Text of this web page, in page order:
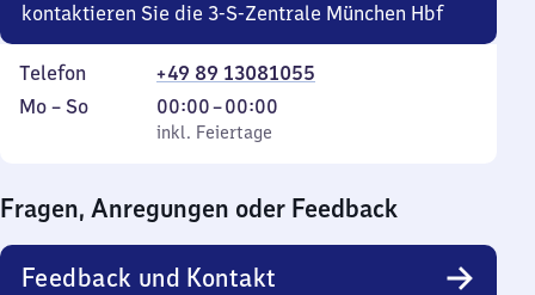
kontaktieren Sie die 3-S-Zentrale München Hbf
Telefon
+49 89 13081055
Montag
Mo – So,
inkl. Feiertage
00:00–00:00
Von
0
0
Uhr
inkl. Feiertage
Fragen, Anregungen oder Feedback
Feedback und Kontakt